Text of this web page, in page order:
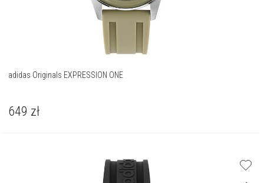
adidas Originals EXPRESSION ONE
649 zł